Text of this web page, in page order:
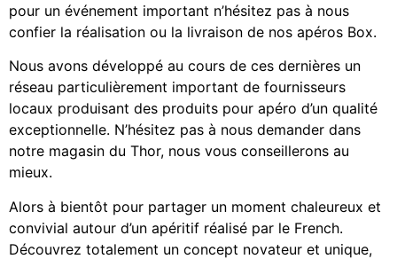
pour un événement important n’hésitez pas à nous
confier la réalisation ou la livraison de nos apéros Box.
Nous avons développé au cours de ces dernières un
réseau particulièrement important de fournisseurs
locaux produisant des produits pour apéro d’un qualité
exceptionnelle. N’hésitez pas à nous demander dans
notre magasin du Thor, nous vous conseillerons au
mieux.
Alors à bientôt pour partager un moment chaleureux et
convivial autour d’un apéritif réalisé par le French.
Découvrez totalement un concept novateur et unique,